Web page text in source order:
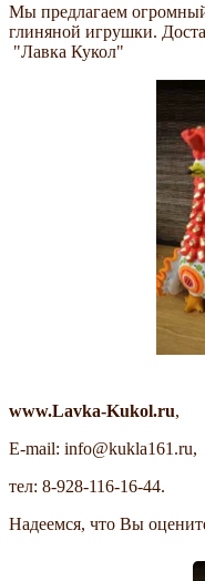
Мы предлагаем
глиняной игрушки.
"Лавка Кукол"
www.Lavka-Kukol.ru,
E-mail: info@kukla161.ru,
тел: 8-928-116-16-44.
Надеемся, что Вы